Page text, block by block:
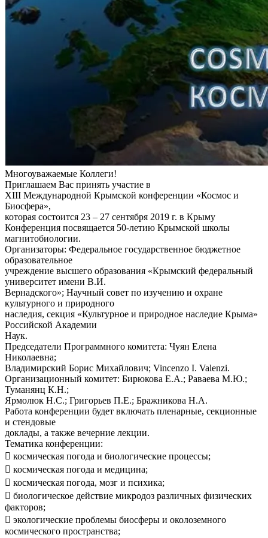
Многоуважаемые Коллеги!
Приглашаем Вас принять участие в
XІІI Международной Крымской конференции «Космос и
Биосфера»,
которая состоится 23 – 27 сентября 2019 г. в Крыму
Конференция посвящается 50-летию Крымской школы
магнитобиологии.
Организаторы: Федеральное государственное бюджетное
образовательное
учреждение высшего образования «Крымский федеральный
университет имени В.И.
Вернадского»; Научный совет по изучению и охране
культурного и природного
наследия, секция «Культурное и природное наследие Крыма»
Российской Академии
Наук.
Председатели Программного комитета: Чуян Елена
Николаевна;
Владимирский Борис Михайлович; Vincenzo I. Valenzi.
Организационный комитет: Бирюкова Е.А.; Раваева М.Ю.;
Туманянц К.Н.;
Ярмолюк Н.С.; Григорьев П.Е.; Бражникова Н.А.
Работа конференции будет включать пленарные, секционные
и стендовые
доклады, а также вечерние лекции.
Тематика конференции:
 космическая погода и биологические процессы;
 космическая погода и медицина;
 космическая погода, мозг и психика;
 биологическое действие микродоз различных физических
факторов;
 экологические проблемы биосферы и околоземного
космического пространства;